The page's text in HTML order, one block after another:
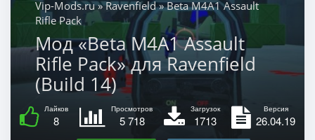
Vip-Mods.ru»Ravenfield» Beta M4A1 Assault
Rifle Pack
Мод «Beta M4A1 Assault
Rifle Pack» для Ravenfield
(Build 14)
Лайков
8
Просмотров
5 718
Загрузок
1713
Версия
26.04.19